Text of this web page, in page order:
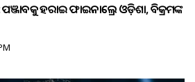
ହରାଇ ଫାଇନାଲ୍ରେ ଓଡ଼ିଶା, ବିକ୍ରମଙ୍କ